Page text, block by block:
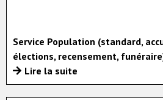
Service Population (standard,
élections, recensement,
Lire la suite